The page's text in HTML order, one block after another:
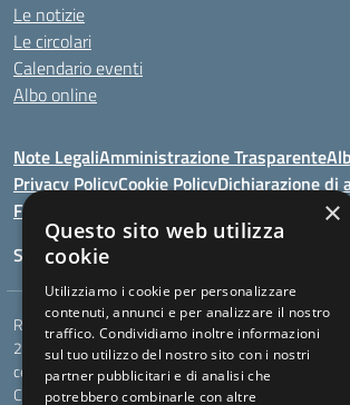
Le notizie
Le circolari
Calendario eventi
Albo online
Note LegaliAmministrazione Trasparente
Privacy PolicyCookie PolicyDichiarazione di
Feedback
Seguici su:
Rione Marco Polo, snc - 75024 Montescaglioso
207109- Email:mtic823003@istruzione.it-
certificata (PEC):mtic823003@pec.istruzione.it
Codice meccanografico: MTIC823003 - Codice
×
Questo sito web utilizza
cookie
Utilizziamo i cookie per personalizzare
contenuti, annunci e per analizzare il nostro
traffico. Condividiamo inoltre informazioni
sul tuo utilizzo del nostro sito con i nostri
partner pubblicitari e di analisi che
potrebbero combinarle con altre